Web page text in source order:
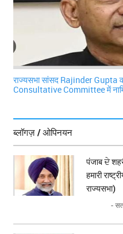
राज्यसभा सांसद Rajinder
Consultative Committee में
ब्लॉगज़ / ओपिनयन
पंजाब ਦੇ
हमारी
राज्यसभा)
-